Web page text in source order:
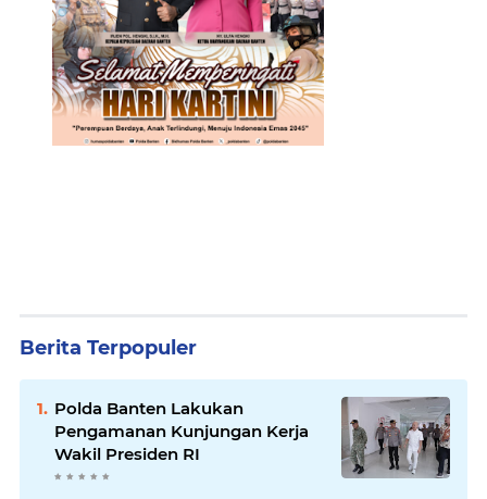
Berita Terpopuler
Polda Banten Lakukan
Pengamanan Kunjungan Kerja
Wakil Presiden RI